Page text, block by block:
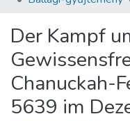
Statistics
About us
Der Kampf
Chanuckah-
5639 im